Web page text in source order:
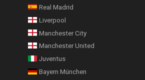
Real Madrid
Liverpool
Manchester City
Manchester United
Juventus
Bayern München